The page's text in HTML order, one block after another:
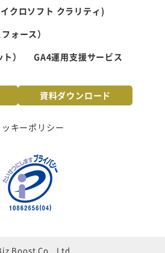
資料ダウンロード
ッキーポリシー
ロソフト クラリティ)
ォース）
）
GA4運用支援サービス
Boost Co., Ltd.